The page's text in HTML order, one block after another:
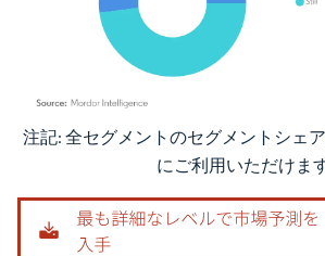
画像 © Mordor Intelligence。再利用にはCC BY 4.0
注記: 全セグメントのセグメントシェ
にご利用いただけま